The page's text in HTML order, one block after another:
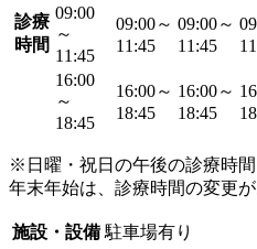
診療
時間
09:00
～
11:45
09:00～
11:45
09:00～
11:45
16:00
～
18:45
16:00～
18:45
16:00～
18:45
※日曜・祝日の午後の診療時
年末年始は、診療時間の変更が
施設・設備 駐車場有り